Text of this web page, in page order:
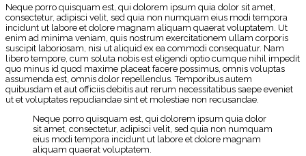
Neque porro quisquam est, qui dolorem ipsum quia dolor sit amet,
consectetur, adipisci velit, sed quia non numquam eius modi tempora
incidunt ut labore et dolore magnam aliquam quaerat voluptatem. Ut
enim ad minima veniam, quis nostrum exercitationem ullam corporis
suscipit laboriosam, nisi ut aliquid ex ea commodi consequatur. Nam
libero tempore, cum soluta nobis est eligendi optio cumque nihil impedit
quo minus id quod maxime placeat facere possimus, omnis voluptas
assumenda est, omnis dolor repellendus. Temporibus autem
quibusdam et aut officiis debitis aut rerum necessitatibus saepe eveniet
ut et voluptates repudiandae sint et molestiae non recusandae.
Neque porro quisquam est, qui dolorem ipsum quia dolor
sit amet, consectetur, adipisci velit, sed quia non numquam
eius modi tempora incidunt ut labore et dolore magnam
aliquam quaerat voluptatem.